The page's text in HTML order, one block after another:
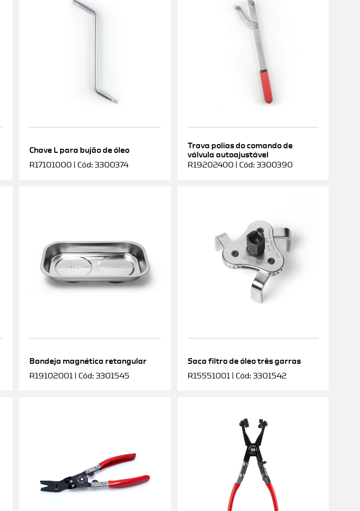
Chave L para bujão de óleo
R17101000 | Cód: 3300374
Trava polias do comando de
válvula autoajustável
R19202400 | Cód: 3300390
Bandeja magnética retangular
R19102001 | Cód: 3301545
Saca filtro de óleo três garras
R15551001 | Cód: 3301542